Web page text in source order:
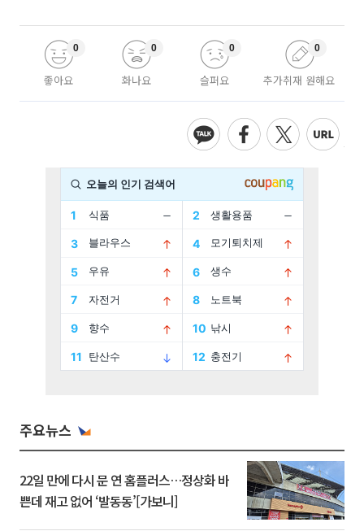
좋아요
0
화나요
0
슬퍼요
0
추가취재 원해요
0
주요뉴스
22일 만에 다시 문 연 홈플러스…정상화 바
쁜데 재고 없어 ‘발동동’[가보니]